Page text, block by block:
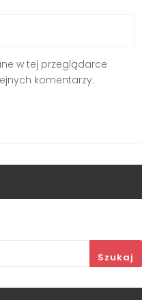
w tej przeglądarce
komentarzy.
Szukaj